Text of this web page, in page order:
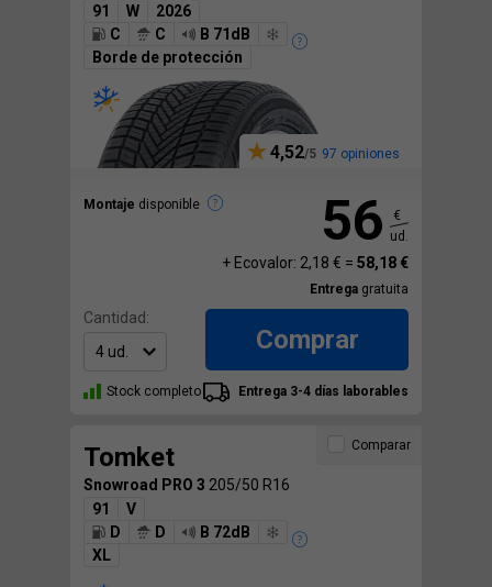
91
W
2026
C
C
B 71dB
Borde de protección
4,52 97 opiniones
Montaje disponible 56
€
ud.
+ Ecovalor: 2,18 € = 58,18 €
Entrega gratuita
Cantidad:
Comprar
Stock completo Entrega 3-4 días laborables
Tomket
Snowroad PRO 3 205/50 R16
91
V
D
D
B 72dB
XL
Comparar